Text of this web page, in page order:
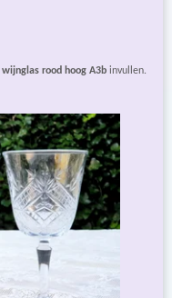
wijnglas rood hoog A3b invullen.